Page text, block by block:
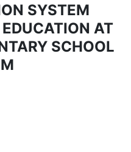
SYSTEM
AT
SCHOOL